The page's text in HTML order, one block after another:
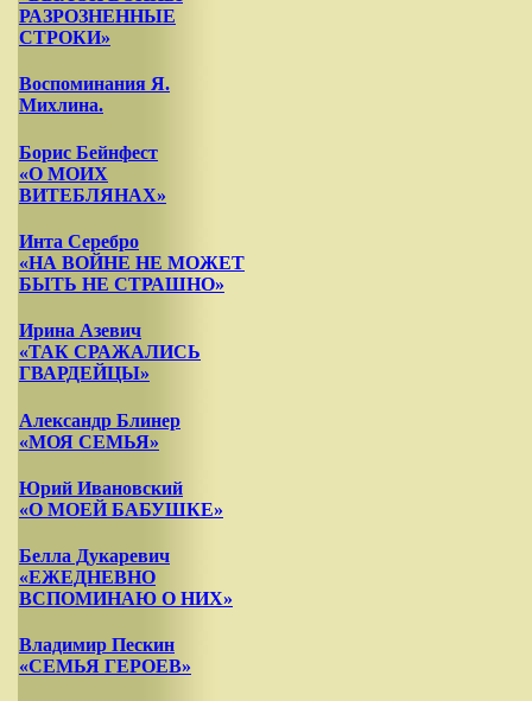
РАЗРОЗНЕННЫЕ
СТРОКИ»
Воспоминания Я.
Михлина.
Борис Бейнфест
«О МОИХ
ВИТЕБЛЯНАХ»
Инта Серебро
«НА ВОЙНЕ НЕ МОЖЕТ
БЫТЬ НЕ СТРАШНО»
Ирина Азевич
«ТАК СРАЖАЛИСЬ
ГВАРДЕЙЦЫ»
Александр Блинер
«МОЯ СЕМЬЯ»
Юрий Ивановский
«О МОЕЙ БАБУШКЕ»
Белла Дукаревич
«ЕЖЕДНЕВНО
ВСПОМИНАЮ О НИХ»
Владимир Пескин
«СЕМЬЯ ГЕРОЕВ»